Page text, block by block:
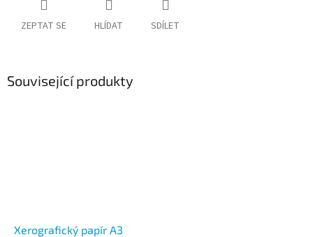
ZEPTAT SE HLÍDAT SDÍLET
Související produkty
Xerografický papír A3